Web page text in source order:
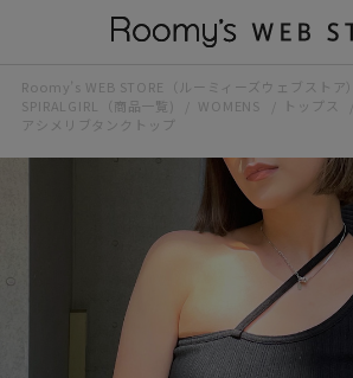
Roomy’s WEB STORE（ルーミィーズウェブストア）
SPIRALGIRL（商品一覧)
WOMENS トップス
アシメリブタンクトップ